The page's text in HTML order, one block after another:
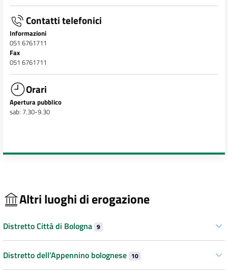
Contatti telefonici
Informazioni
051 6761711
Fax
051 6761711
Orari
Apertura pubblico
sab: 7.30-9.30
Altri luoghi di erogazione
Distretto Città di Bologna 9
Distretto dell’Appennino bolognese 10